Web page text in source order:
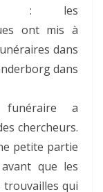
: les
ont mis à
dans
dans
a
chercheurs.
petite partie
que les
qui